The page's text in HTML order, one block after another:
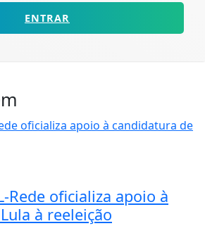
ENTRAR
Rede oficializa apoio à
à reeleição